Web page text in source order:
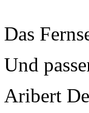
Das
Und
Aribert